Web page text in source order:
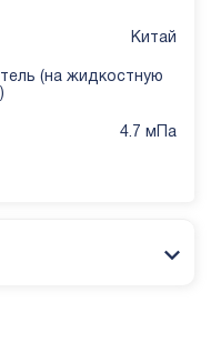
Китай
(на жидкостную
4.7 мПа